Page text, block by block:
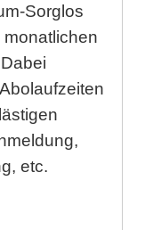
Sorglos
etc.